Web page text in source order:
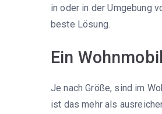
in oder in der Umgebung
beste Lösung.
Ein
Je nach Größe, sind im
ist das mehr als